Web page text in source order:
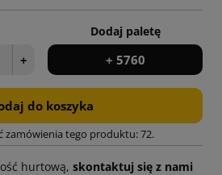
+
Dodaj paletę
+ 5760
do koszyka
zamówienia tego produktu: 72.
hurtową, skontaktuj się z nami